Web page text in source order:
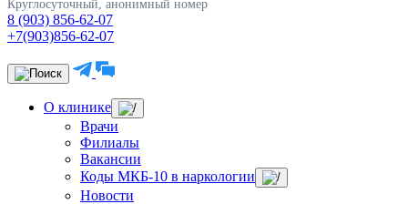
Круглосуточный, анонимный номер
8 (903) 856-62-07
+7(903)856-62-07
О клинике
Врачи
Филиалы
Вакансии
Коды МКБ-10 в наркологии
Новости